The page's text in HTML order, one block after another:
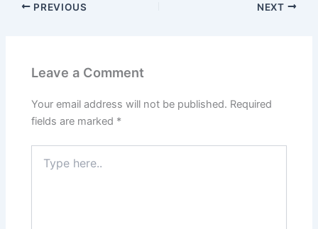
PREVIOUS NEXT
Leave a Comment
Your email address will not be published. Required
fields are marked *
here..